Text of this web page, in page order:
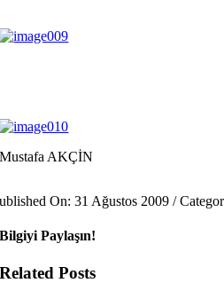
Mustafa AKÇİN
On: 31 Ağustos 2009 /
Bilgiyi Paylaşın!
Related Posts